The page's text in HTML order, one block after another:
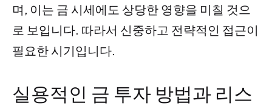
며, 이는 금 시세에도 상당한 영향을 미칠 것으
로 보입니다. 따라서 신중하고 전략적인 접근이
필요한 시기입니다.
실용적인 금 투자 방법과 리스